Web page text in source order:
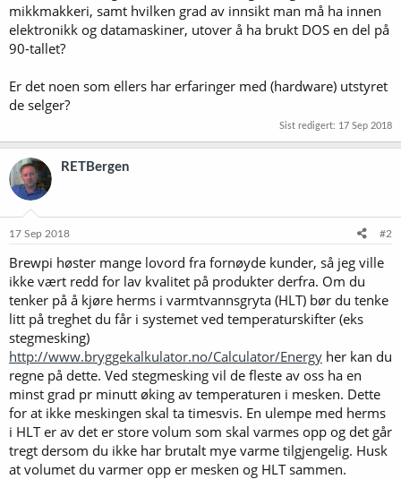
mikkmakkeri, samt hvilken grad av innsikt man må ha innen
elektronikk og datamaskiner, utover å ha brukt DOS en del på
90-tallet?
Er det noen som ellers har erfaringer med (hardware) utstyret
de selger?
Sist redigert: 17 Sep 2018
RETBergen
17 Sep 2018 #2
Brewpi høster mange lovord fra fornøyde kunder, så jeg ville
ikke vært redd for lav kvalitet på produkter derfra. Om du
tenker på å kjøre herms i varmtvannsgryta (HLT) bør du tenke
litt på treghet du får i systemet ved temperaturskifter (eks
stegmesking)
http://www.bryggekalkulator.no/Calculator/Energy her kan du
regne på dette. Ved stegmesking vil de fleste av oss ha en
minst grad pr minutt øking av temperaturen i mesken. Dette
for at ikke meskingen skal ta timesvis. En ulempe med herms
i HLT er av det er store volum som skal varmes opp og det går
tregt dersom du ikke har brutalt mye varme tilgjengelig. Husk
at volumet du varmer opp er mesken og HLT sammen.